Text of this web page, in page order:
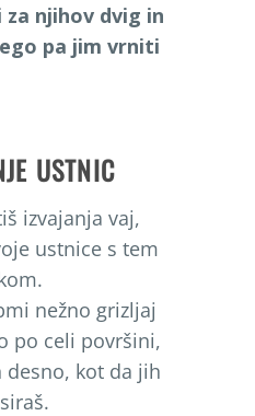
njihov dvig in
pa jim vrniti
USTNIC
izvajanja vaj,
ustnice s tem
nežno grizljaj
po celi površini,
kot da jih